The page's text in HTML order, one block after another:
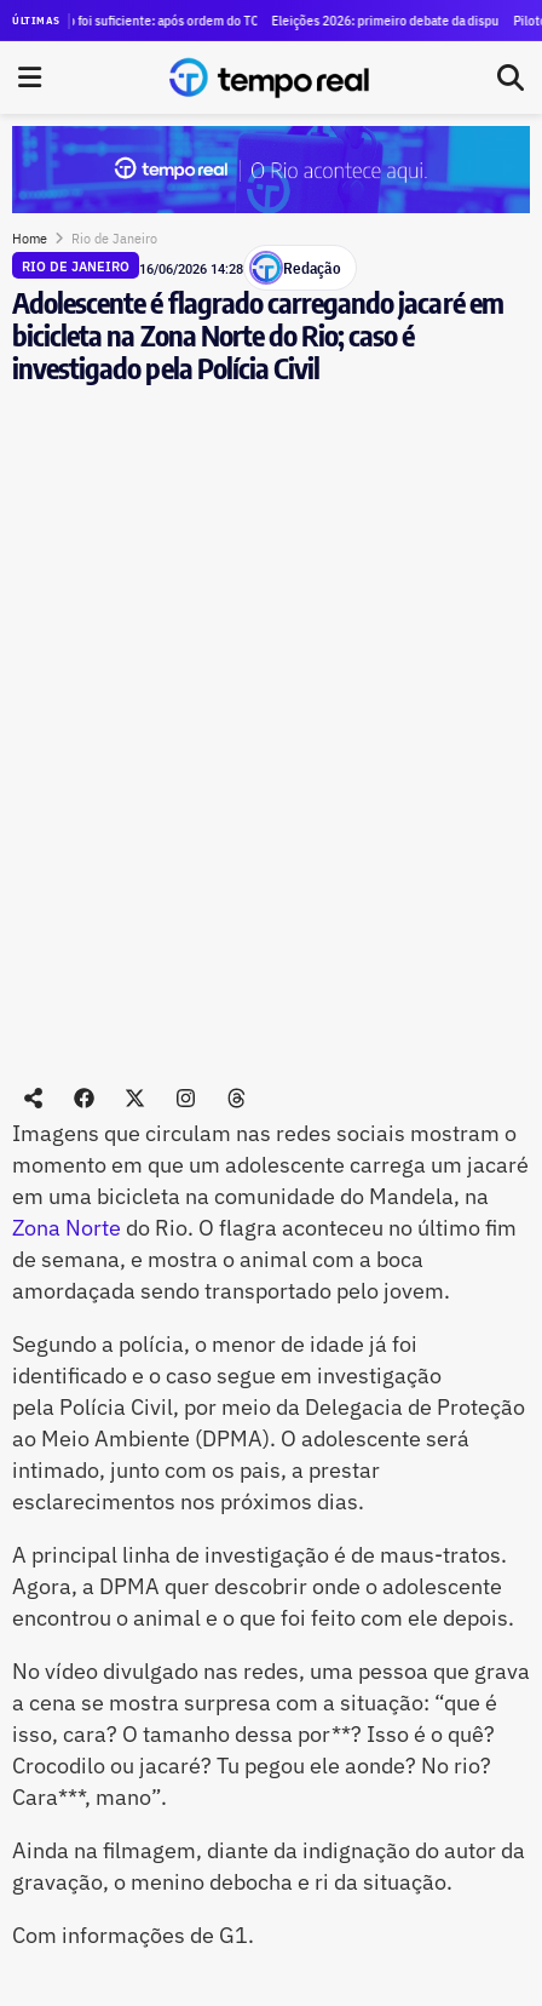
ÚLTIMAS
para alugar SUVs blindados para diretores por R$ 1,29 milhão
foi suficiente: após ordem do TCE para anular contrato de mais de R$ 100 milhões, Duque
Eleições 2026: primeiro debate da disputa pelo governo
Piloto
Home Rio de Janeiro
RIO DE JANEIRO 16/06/2026 14:28 Redação
Adolescente é flagrado carregando jacaré em
bicicleta na Zona Norte do Rio; caso é
investigado pela Polícia Civil
Imagens que circulam nas redes sociais mostram o
momento em que um adolescente carrega um jacaré
em uma bicicleta na comunidade do Mandela, na
Zona Norte do Rio. O flagra aconteceu no último fim
de semana, e mostra o animal com a boca
amordaçada sendo transportado pelo jovem.
Segundo a polícia, o menor de idade já foi
identificado e o caso segue em investigação
pela Polícia Civil, por meio da Delegacia de Proteção
ao Meio Ambiente (DPMA). O adolescente será
intimado, junto com os pais, a prestar
esclarecimentos nos próximos dias.
A principal linha de investigação é de maus-tratos.
Agora, a DPMA quer descobrir onde o adolescente
encontrou o animal e o que foi feito com ele depois.
No vídeo divulgado nas redes, uma pessoa que grava
a cena se mostra surpresa com a situação: “que é
isso, cara? O tamanho dessa por**? Isso é o quê?
Crocodilo ou jacaré? Tu pegou ele aonde? No rio?
Cara***, mano”.
Ainda na filmagem, diante da indignação do autor da
gravação, o menino debocha e ri da situação.
Com informações de G1.